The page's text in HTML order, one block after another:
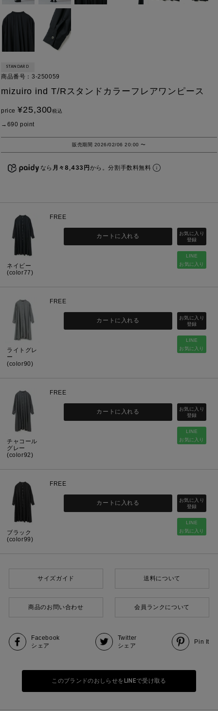
STANDARD
商品番号 3-250059
mizuiro ind T/Rスタンドカラーフレアワンピース
price ¥25,300税込
690 point
販売期間 2026/02/06 20:00〜
なら 月々8,433円から。分割手数料無料
ネイビー
(color77)
FREE
LINE
お気に入り
カートに入れる
ライトグレ
ー
(color90)
FREE
LINE
お気に入り
カートに入れる
チャコール
グレー
(color92)
FREE
LINE
お気に入り
カートに入れる
ブラック
(color99)
FREE
LINE
お気に入り
カートに入れる
サイズガイド 送料について
商品のお問い合わせ 会員ランクについて
Facebook
シェア
Twitter
シェア
Pin It
このブランドのおしらせをLINEで受け取る